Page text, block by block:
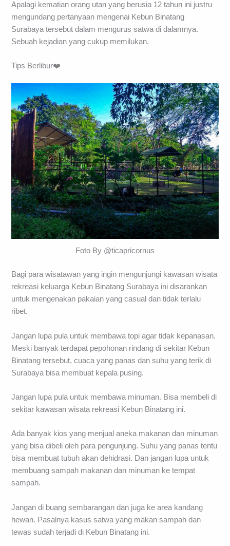
Apalagi kematian orang utan yang berusia 12 tahun ini justru
mengundang pertanyaan mengenai Kebun Binatang
Surabaya tersebut dalam mengurus satwa di dalamnya.
Sebuah kejadian yang cukup memilukan.
Tips Berlibur❤️
Foto By @ticapricornus
Bagi para wisatawan yang ingin mengunjungi kawasan wisata
rekreasi keluarga Kebun Binatang Surabaya ini disarankan
untuk mengenakan pakaian yang casual dan tidak terlalu
ribet.
Jangan lupa pula untuk membawa topi agar tidak kepanasan.
Meski banyak terdapat pepohonan rindang di sekitar Kebun
Binatang tersebut, cuaca yang panas dan suhu yang terik di
Surabaya bisa membuat kepala pusing.
Jangan lupa pula untuk membawa minuman. Bisa membeli di
sekitar kawasan wisata rekreasi Kebun Binatang ini.
Ada banyak kios yang menjual aneka makanan dan minuman
yang bisa dibeli oleh para pengunjung. Suhu yang panas tentu
bisa membuat tubuh akan dehidrasi. Dan jangan lupa untuk
membuang sampah makanan dan minuman ke tempat
sampah.
Jangan di buang sembarangan dan juga ke area kandang
hewan. Pasalnya kasus satwa yang makan sampah dan
tewas sudah terjadi di Kebun Binatang ini.